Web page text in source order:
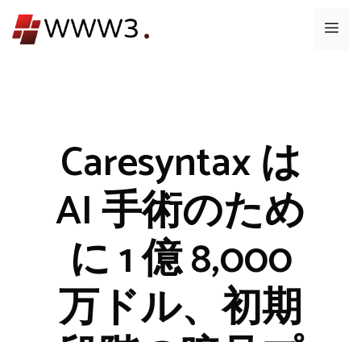
ン
メ
Caresyntax は
AI 手術のため
に 1 億 8,000
万ドル、初期